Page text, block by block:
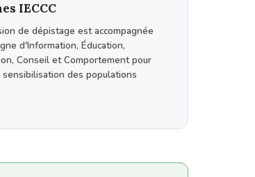
IECCC
de dépistage est accompagnée
d'Information, Éducation,
Conseil et Comportement pour
sensibilisation des populations